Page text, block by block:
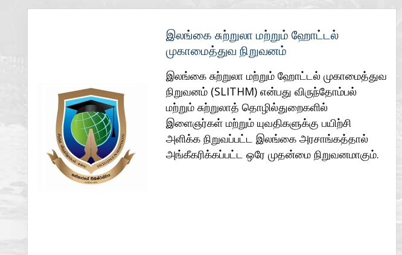
இலங்கை சுற்றுலா மற்றும் ஹோட்டல்
முகாமைத்துவ நிறுவனம்
இலங்கை சுற்றுலா மற்றும் ஹோட்டல் முகாமைத்துவ
நிறுவனம் (SLITHM) என்பது விருந்தோம்பல்
மற்றும் சுற்றுலாத் தொழில்துறைகளில்
இளைஞர்கள் மற்றும் யுவதிகளுக்கு பயிற்சி
அளிக்க நிறுவப்பட்ட இலங்கை அரசாங்கத்தால்
அங்கீகரிக்கப்பட்ட ஒரே முதன்மை நிறுவனமாகும்.